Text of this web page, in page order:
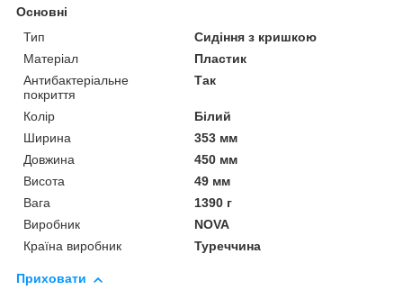
Основні
Тип
Сидіння з кришкою
Матеріал
Пластик
Антибактеріальне
покриття
Так
Колір
Білий
Ширина
353 мм
Довжина
450 мм
Висота
49 мм
Вага
1390 г
Виробник
NOVA
Країна виробник
Туреччина
Приховати